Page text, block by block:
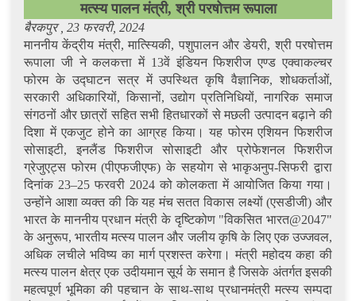
मत्स्य पालन मंत्री, श्री परषोत्तम रूपाला
बैरकपुर , 23 फरवरी, 2024
माननीय केंद्रीय मंत्री, मात्स्यिकी, पशुपालन और डेयरी, श्री परषोत्तम
रूपाला जी ने कलकत्ता में 13वें इंडियन फिशरीज एण्ड एक्वाकल्चर
फोरम के उद्घाटन सत्र में उपस्थित कृषि वैज्ञानिक, शोधकर्ताओं,
सरकारी अधिकारियों, किसानों, उद्योग प्रतिनिधियों, नागरिक समाज
संगठनों और छात्रों सहित सभी हितधारकों से मछली उत्पादन बढ़ाने की
दिशा में एकजुट होने का आग्रह किया। यह फोरम एशियन फिशरीज
सोसाइटी, इनलैंड फिशरीज सोसाइटी और प्रोफेशनल फिशरीज
ग्रेजुएट्स फोरम (पीएफजीएफ) के सहयोग से भाकृअनुप-सिफरी द्वारा
दिनांक 23–25 फरवरी 2024 को कोलकता में आयोजित किया गया।
उन्होंने आशा व्यक्त की कि यह मंच सतत विकास लक्ष्यों (एसडीजी) और
भारत के माननीय प्रधान मंत्री के दृष्टिकोण "विकसित भारत@2047"
के अनुरूप, भारतीय मत्स्य पालन और जलीय कृषि के लिए एक उज्जवल,
अधिक लचीले भविष्य का मार्ग प्रशस्त करेगा। मंत्री महोदय कहा की
मत्स्य पालन क्षेत्र एक उदीयमान सूर्य के समान है जिसके अंतर्गत इसकी
महत्वपूर्ण भूमिका की पहचान के साथ-साथ प्रधानमंत्री मत्स्य सम्पदा